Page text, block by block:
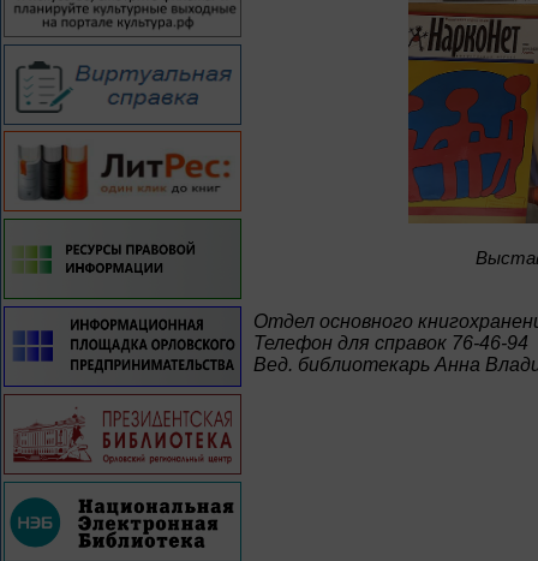
Отдел основного
Телефон для справок 76-46-94
Вед. библиотекарь Анна